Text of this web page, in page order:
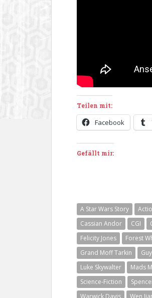
Teilen mit:
Facebook
Gefällt mir:
A Star Wars Story
Cassian Andor
CGI
Felicity Jones
Forest
Grand Moff Tarkin
Luke Skywalter
Mads
Science-Fiction
Warwick Davis
Wen